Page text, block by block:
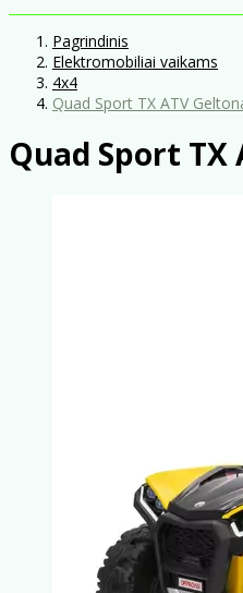
Pagrindinis
Elektromobiliai vaikams
4x4
Quad Sport TX ATV
Quad Sport TX